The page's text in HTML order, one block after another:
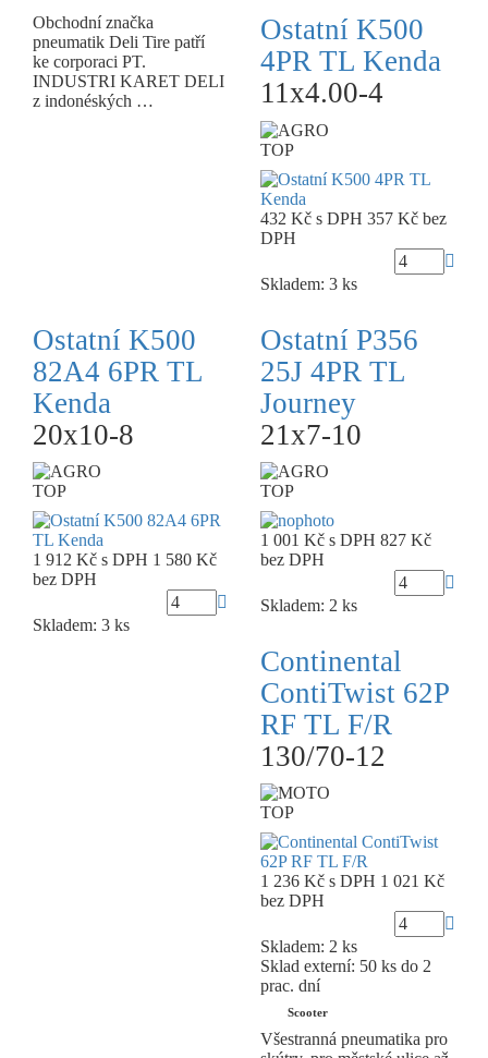
Obchodní značka
pneumatik Deli Tire patří
ke corporaci PT.
INDUSTRI KARET DELI
z indonéských …
Ostatní K500
4PR TL Kenda
11x4.00-4
TOP
432 Kč s DPH 357 Kč bez
DPH
Skladem: 3 ks
Ostatní K500
82A4 6PR TL
Kenda
20x10-8
TOP
1 912 Kč s DPH 1 580 Kč
bez DPH
Skladem: 3 ks
Ostatní P356
25J 4PR TL
Journey
21x7-10
TOP
1 001 Kč s DPH 827 Kč
bez DPH
Skladem: 2 ks
Continental
ContiTwist 62P
RF TL F/R
130/70-12
TOP
1 236 Kč s DPH 1 021 Kč
bez DPH
Skladem: 2 ks
Sklad externí: 50 ks do 2
prac. dní
Scooter
Všestranná pneumatika pro